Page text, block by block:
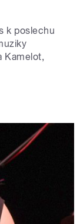
k poslechu
Kamelot,